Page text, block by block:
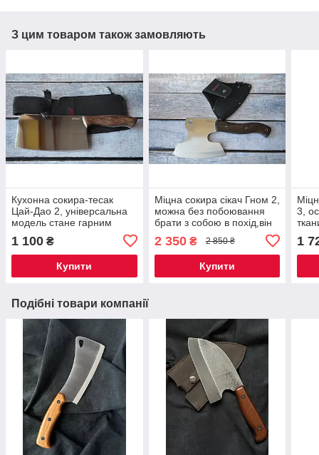
З цим товаром також замовляють
Кухонна сокира-тесак
Цай-Дао 2, універсальна
модель стане гарним
помічником на домашній
кухні.
1 100 ₴
Купити
Міцна сокира сікач Гном 2,
можна без побоювання
брати з собою в похід,він
серйозними завданнями
2 350₴ 2 850 ₴
Купити
3,
1
Подібні товари компанії